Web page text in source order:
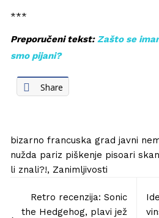
***
Preporučeni tekst: Zašto se
smo pijani?
Share
bizarno francuska grad javni
nužda pariz piškenje pisoari
li znali?!, Zanimljivosti
objava
Retro recenzija: Sonic
the Hedgehog, plavi jež